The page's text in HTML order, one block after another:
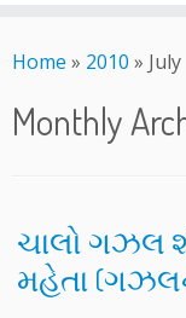
toHome » 2010 » July
Monthly
ચાલો ગઝલ
મહેતા